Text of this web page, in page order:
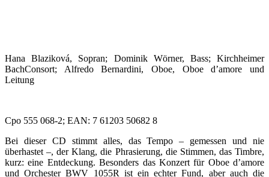
Hana Blaziková, Sopran; Dominik Wörner, Bass; Kirchheimer
BachConsort; Alfredo Bernardini, Oboe, Oboe d’amore und
Leitung
Cpo 555 068-2; EAN: 7 61203 50682 8
Bei dieser CD stimmt alles, das Tempo – gemessen und nie
überhastet –, der Klang, die Phrasierung, die Stimmen, das Timbre,
kurz: eine Entdeckung. Besonders das Konzert für Oboe d’amore
und Orchester BWV 1055R ist ein echter Fund, aber auch die